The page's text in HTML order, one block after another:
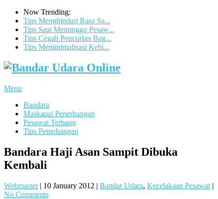
Now Trending:
Tips Menghindari Rasa Sa...
Tips Saat Menunggu Pesaw...
Tips Cegah Pencurian Bag...
Tips Meminimalisasi Kehi...
Menu
Bandara
Maskapai Penerbangan
Pesawat Terbang
Tips Penerbangan
Bandara Haji Asan Sampit Dibuka
Kembali
Webmaster| 10 January 2012 | Bandar Udara, Kecelakaan Pesawat |
No Comments